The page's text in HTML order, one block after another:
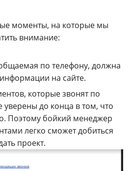
моменты, на которые мы
внимание:
по телефону, должна
информации на сайте.
которые звонят по
уверены до конца в том, что
Поэтому бойкий менеджер
легко сможет добиться
проект.